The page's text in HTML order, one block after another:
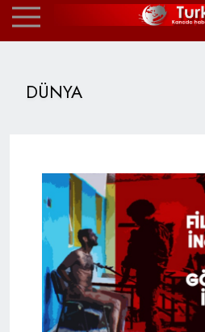
DÜNYA